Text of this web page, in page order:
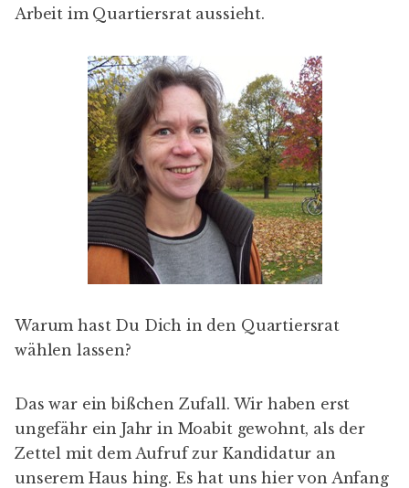
Arbeit im Quartiersrat aussieht.
Warum hast Du Dich in den Quartiersrat
wählen lassen?
Das war ein bißchen Zufall. Wir haben erst
ungefähr ein Jahr in Moabit gewohnt, als der
Zettel mit dem Aufruf zur Kandidatur an
unserem Haus hing. Es hat uns hier von Anfang